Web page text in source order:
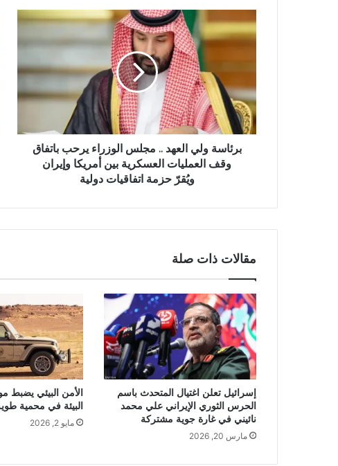
ي
ب
برئاسة ولي العهد .. مجلس الوزراء يرحب باتفاق
وقف العمليات العسكرية بين أمريكا وإيران
ويُقرّ حزمة اتفاقيات دولية
مقالات ذات صلة
إسرائيل تعلن اغتيال المتحدث باسم
الحرس الثوري الإيراني علي محمد
نائيني في غارة جوية مشتركة
مارس 20, 2026
الأمن البيئي يضبط
البيئة في محمية
مايو 2, 2026